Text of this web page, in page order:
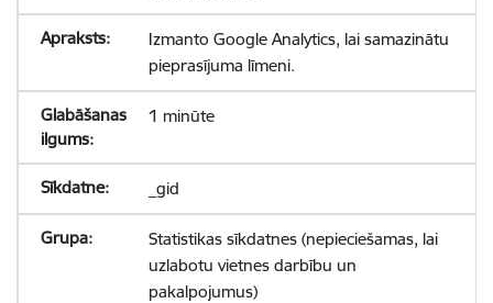
Izmanto Google Analytics, lai samazinātu
pieprasījuma līmeni.
1 minūte
_gid
Statistikas sīkdatnes (nepieciešamas, lai
uzlabotu vietnes darbību un
pakalpojumus)